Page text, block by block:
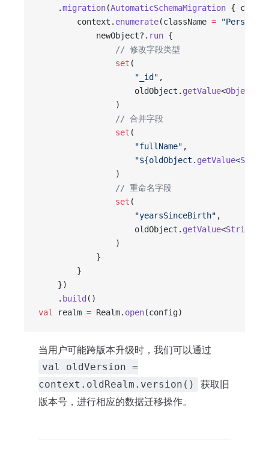
    .
migration(AutomaticSchemaMigration {
        context.
enumerate(className = "Person"
            newObject?.
run {
                // 修改字段类型
                set
(
                    "_id"
,
                    oldObject.
getValue<ObjectId
                )
                // 合并字段
                set
(
                    "fullName"
,
                    "${oldObject.
getValue<String
                )
                // 重命名字段
                set
(
                    "yearsSinceBirth"
,
                    oldObject.
getValue<String
                )
            }
        }
    })
    .
build ()
val
realm = Realm. open(config)
当用户可能跨版本升级时，我们可以通过
val oldVersion =
context.oldRealm.version()
获取旧
版本号，进行相应的数据迁移操作。